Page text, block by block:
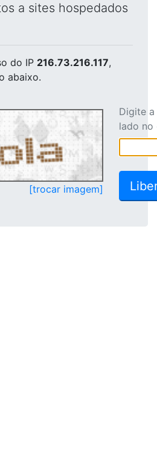
a sites hospedados
do IP 216.73.216.117,
abaixo.
[trocar imagem]
Digite
lado no